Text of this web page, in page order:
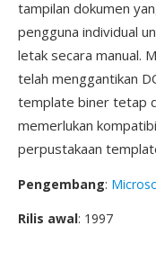
tampilan dokumen
pengguna individual
letak secara manual.
telah menggantikan
template biner tetap
memerlukan
perpustakaan
Pengembang:
Rilis awal: 1997